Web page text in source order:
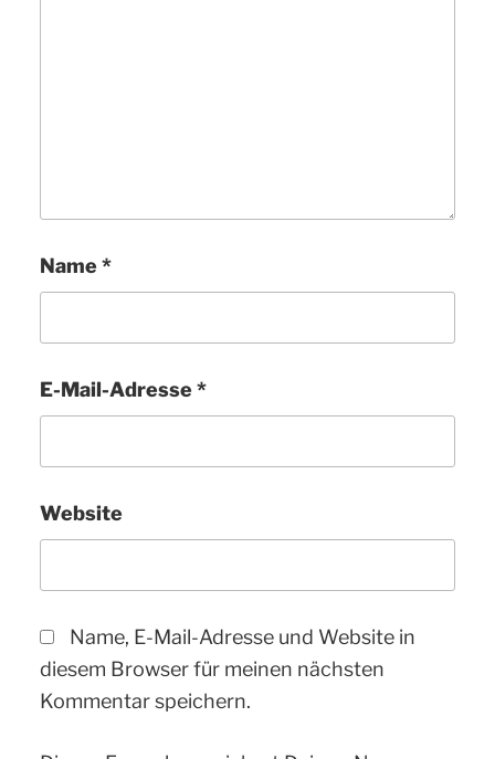
Name *
E-Mail-Adresse *
Website
Name, E-Mail-Adresse und Website in
diesem Browser für meinen nächsten
Kommentar speichern.